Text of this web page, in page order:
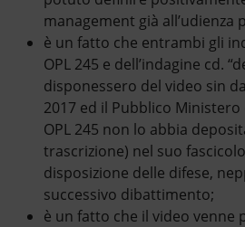
management già all’udienza
è un fatto che entrambi gli
OPL 245 e dell’indagine cd.
disponessero del video sin
2017 ed il Pubblico
OPL 245 non lo abbia
trascrizione) nel suo
disposizione delle difese,
successivo dibattimento;
è un fatto che il video venne